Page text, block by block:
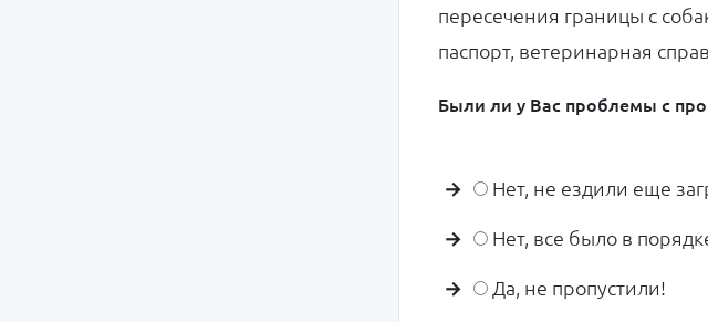
пересечения границы с
паспорт, ветеринарная
Были ли у Вас проблемы с
Нет, не ездили еще
Нет, все было в
Да, не пропустили!